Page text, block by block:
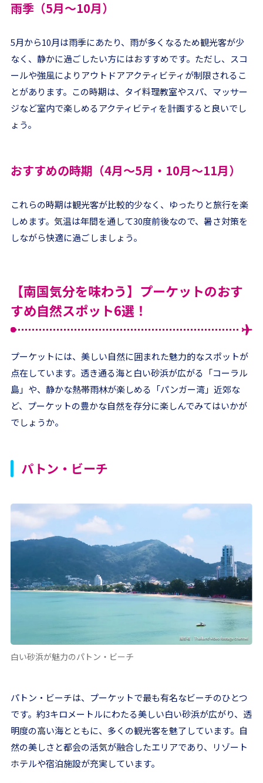
雨季（5月～10月）
5月から10月は雨季にあたり、雨が多くなるため観光客が少
なく、静かに過ごしたい方にはおすすめです。ただし、スコ
ールや強風によりアウトドアアクティビティが制限されるこ
とがあります。この時期は、タイ料理教室やスパ、マッサー
ジなど室内で楽しめるアクティビティを計画すると良いでし
ょう。
おすすめの時期（4月～5月・10月～11月）
これらの時期は観光客が比較的少なく、ゆったりと旅行を楽
しめます。気温は年間を通して30度前後なので、暑さ対策を
しながら快適に過ごしましょう。
【南国気分を味わう】プーケットのおす
すめ自然スポット6選！
プーケットには、美しい自然に囲まれた魅力的なスポットが
点在しています。透き通る海と白い砂浜が広がる「コーラル
島」や、静かな熱帯雨林が楽しめる「パンガー湾」近郊な
ど、プーケットの豊かな自然を存分に楽しんでみてはいかが
でしょうか。
パトン・ビーチ
白い砂浜が魅力のパトン・ビーチ
パトン・ビーチは、プーケットで最も有名なビーチのひとつ
です。約3キロメートルにわたる美しい白い砂浜が広がり、透
明度の高い海とともに、多くの観光客を魅了しています。自
然の美しさと都会の活気が融合したエリアであり、リゾート
ホテルや宿泊施設が充実しています。